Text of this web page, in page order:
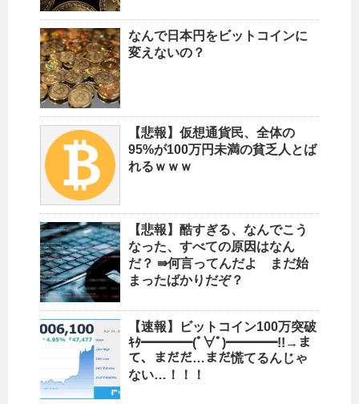
なんで日本円をビットコインに
変えないの？
【悲報】仮想通貨民、全体の
95%が100万円未満の貧乏人とば
れるｗｗｗ
【悲報】酷すぎる、なんでこう
なった、すべての原因はなん
だ？ ⇛何言ってんだよ まだ始
まったばかりだぞ？
【速報】ビットコイン100万突破
ｷﾀ━━━━(ﾟ∀ﾟ)━━━━!!→ま
て、まだだ…まだ慌てるんじゃ
ない…！！！